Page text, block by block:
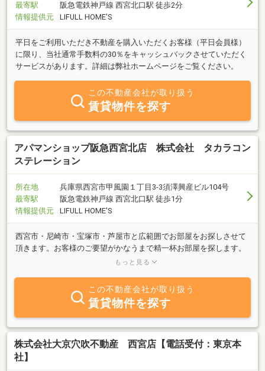
最寄駅
阪急電鉄神戸線 西宮北口駅 徒歩2分
情報提供元
LIFULL HOME'S
平日をご利用いただき不動産を購入いただくお客様（平日会員様）
に限り、当社通常手数料の30％をキャッシュバックさせていただく
サービスがあります。詳細は弊社ホームページをご覧ください。
この不動産会社が取り扱う
賃貸物件を探す
アパマンショップ阪急西宮北店 株式会社 タカラコン
ステレーション
所在地
兵庫県西宮市甲風園１丁目3-3須澤興産ビル104号
最寄駅
阪急電鉄神戸線 西宮北口駅 徒歩1分
情報提供元
LIFULL HOME'S
西宮市・尼崎市・宝塚市・芦屋市と広範囲でお部屋をお探しさせて
頂きます。お客様のご要望がかなうまで精一杯お部屋を探します。
お部屋探しはお任せ下さいませ。クレジット支払い可能となり、ま
もっと見る
この不動産会社が取り扱う
賃貸物件を探す
株式会社大京穴吹不動産 西宮店【電話受付：東京本
社】